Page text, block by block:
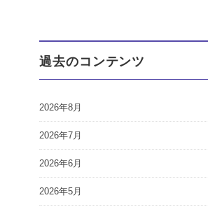
過去のコンテンツ
2026年8月
2026年7月
2026年6月
2026年5月